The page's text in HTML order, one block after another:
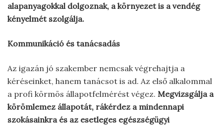
alapanyagokkal dolgoznak, a környezet is a vendég
kényelmét szolgálja.
Kommunikáció és tanácsadás
Az igazán jó szakember nemcsak végrehajtja a
kéréseinket, hanem tanácsot is ad. Az első alkalommal
a profi körmös állapotfelmérést végez. Megvizsgálja a
körömlemez állapotát, rákérdez a mindennapi
szokásainkra és az esetleges egészségügyi